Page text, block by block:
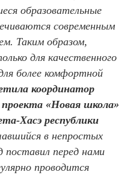
образовательные
современным
Таким образом,
для качественного
более комфортной
координатор
«Новая школа»
Хасэ республики
в непростых
поставил перед нами
проводится